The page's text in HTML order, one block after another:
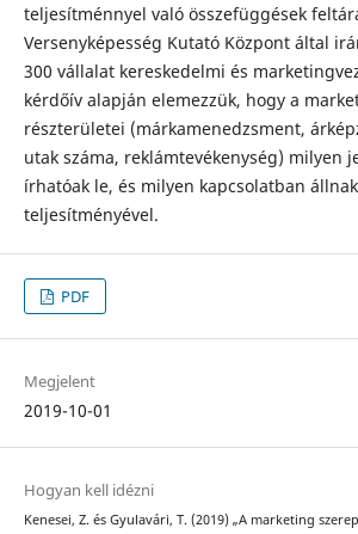
teljesítménnyel való összefüggések
Versenyképesség Kutató Központ által
300 vállalat kereskedelmi és
kérdőív alapján elemezzük, hogy a
részterületei (márkamenedzsment,
utak száma, reklámtevékenység) milyen
írhatóak le, és milyen kapcsolatban
teljesítményével.
PDF
Megjelent
2019-10-01
Hogyan kell idézni
Kenesei, Z. és Gyulavári, T. (2019) „A marketing